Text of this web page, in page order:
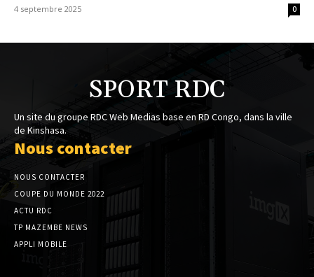
4 septembre 2025 0
SPORT RDC
Un site du groupe RDC Web Medias base en RD Congo, dans la ville
de Kinshasa.
Nous contacter
NOUS CONTACTER
COUPE DU MONDE 2022
ACTU RDC
TP MAZEMBE NEWS
APPLI MOBILE